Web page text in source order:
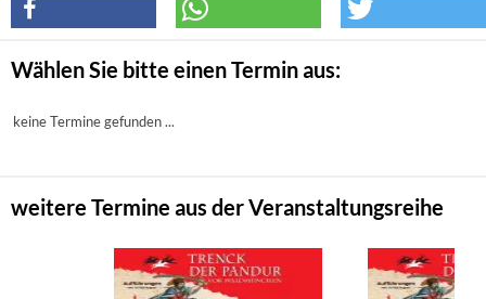
Wählen Sie bitte einen Termin aus:
keine Termine gefunden ...
weitere Termine aus der Veranstaltungsreihe